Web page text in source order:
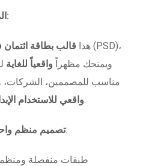
الميزات:
هذا قالب بطاقة ائتمان
ويمنحك مظهراً واقعياً للغاية
مناسب للمصممين،
واقعي للاستخدام.
تصميم منظميتضمن الملف:
طبقات منفصلة